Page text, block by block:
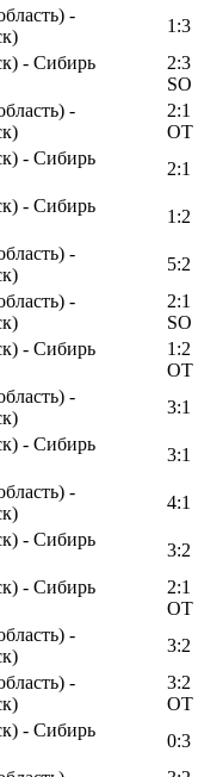
-
1:3
- Сибирь
2:3
SO
-
2:1
OT
- Сибирь
2:1
- Сибирь
1:2
-
5:2
-
2:1
SO
- Сибирь
1:2
OT
-
3:1
- Сибирь
3:1
-
4:1
- Сибирь
3:2
- Сибирь
2:1
OT
-
3:2
-
3:2
OT
- Сибирь
0:3